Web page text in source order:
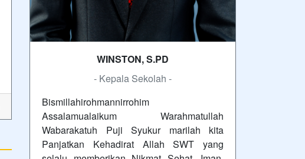
WINSTON, S.PD
- Kepala Sekolah -
Bismillahirohmannirrohim
Assalamualaikum Warahmatullah
Wabarakatuh Puji Syukur marilah kita
Panjatkan Kehadirat Allah SWT yang